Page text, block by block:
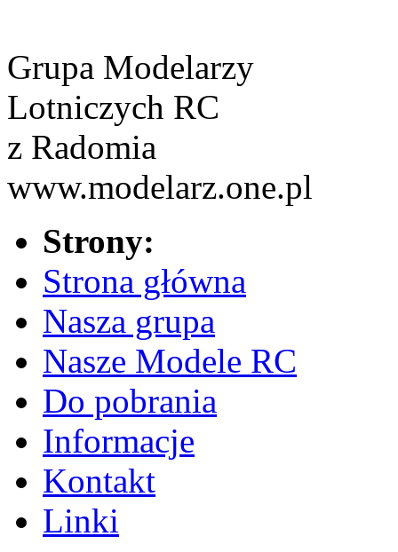
Grupa Modelarzy
Lotniczych RC
z Radomia
www.modelarz.one.pl
Strony:
Strona główna
Nasza grupa
Nasze Modele RC
Do pobrania
Informacje
Kontakt
Linki